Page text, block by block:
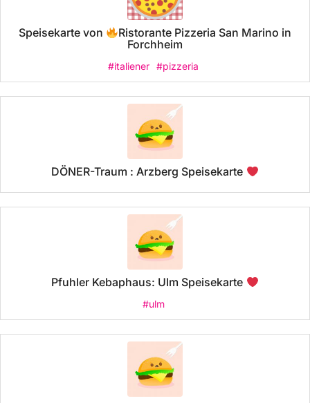
Speisekarte von
Ristorante Pizzeria San Marino in
Forchheim
#italiener #pizzeria
DÖNER-Traum : Arzberg Speisekarte
Pfuhler Kebaphaus: Ulm Speisekarte
#ulm